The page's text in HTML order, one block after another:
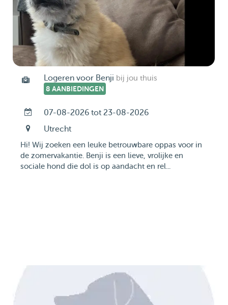
Logeren voor Benji bij jou thuis
8 AANBIEDINGEN
07-08-2026 tot 23-08-2026
Utrecht
Hi! Wij zoeken een leuke betrouwbare oppas voor in
de zomervakantie. Benji is een lieve, vrolijke en
sociale hond die dol is op aandacht en rel...